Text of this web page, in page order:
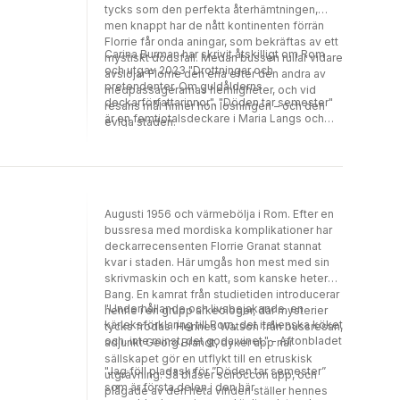
tycks som den perfekta återhämtningen,
men knappt har de nått kontinenten förrän
Florrie får onda aningar, som bekräftas av ett
mystiskt dödsfall. Medan bussen rullar vidare
avslöjar Florrie den ena efter den andra av
medpassagerarnas hemligheter, och vid
resans mål finner hon lösningen – och den
eviga staden.
Carina Burman har skrivit åtskilligt om Rom
och utgav 2023 "Drottningar och
pretendenter. Om guldålderns
deckarförfattarinnor". "Döden tar semester"
är en femtiotalsdeckare i Maria Langs och
Augusti 1956 och värmebölja i Rom. Efter en
bussresa med mordiska komplikationer har
deckarrecensenten Florrie Granat stannat
kvar i staden. Här umgås hon mest med sin
skrivmaskin och en katt, som kanske heter
Bang. En kamrat från studietiden introducerar
henne i en grupp arkeologer, där mysterier
tycks frodas. Hennes Watson från bussresan,
adjunkt Georg Brandt, dyker upp när
sällskapet gör en utflykt till en etruskisk
utgrävning. Så blåser sciroccon upp, och
plågade av den heta vinden ställer hennes
"Underhållande och livsbejakande, en
kärleksförklaring till Rom, det italienska köket
och, inte minst, det goda vinet." - Aftonbladet
"Jag föll pladask för ”Döden tar semester”
som är första delen i den här